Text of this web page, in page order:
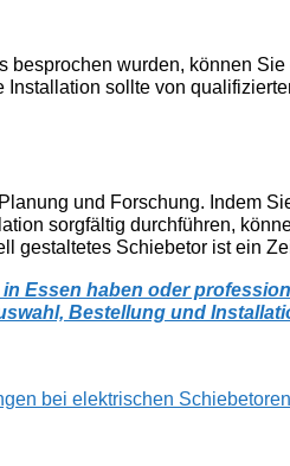
wurden, können
sollte von
und Forschung. Indem
sorgfältig durchführen,
gestaltetes Schiebetor ist ein
Essen haben oder
Bestellung und
bei elektrischen Schiebetoren